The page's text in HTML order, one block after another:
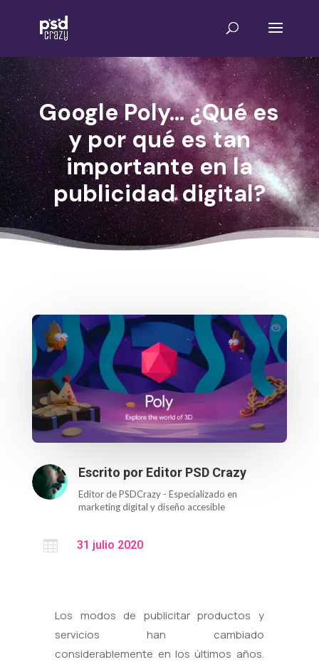
Google Poly… ¿Qué es
y por qué es tan
importante en la
publicidad digital?
Escrito por Editor PSD Crazy
Editor de PSDCrazy - Especializado en
marketing digital y diseño accesible
 31 julio 2020
Los modos de publicitar productos y
servicios han cambiado
considerablemente en los últimos años.